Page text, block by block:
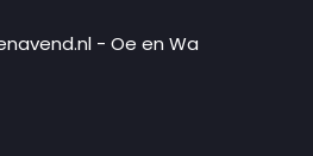
- Oe en Wa